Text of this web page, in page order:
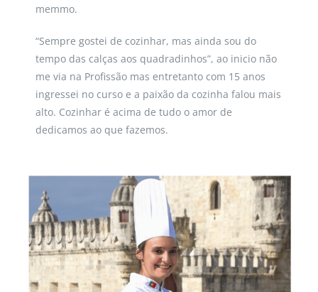
memmo.
“Sempre gostei de cozinhar, mas ainda sou do
tempo das calças aos quadradinhos”, ao inicio não
me via na Profissão mas entretanto com 15 anos
ingressei no curso e a paixão da cozinha falou mais
alto. Cozinhar é acima de tudo o amor de
dedicamos ao que fazemos.